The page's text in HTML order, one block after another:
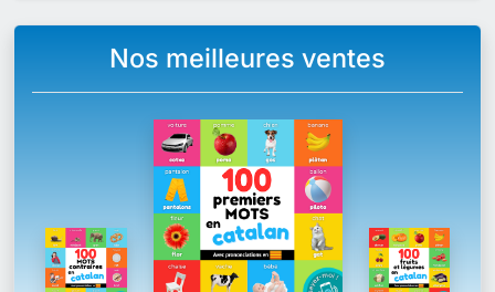
Nos meilleures ventes